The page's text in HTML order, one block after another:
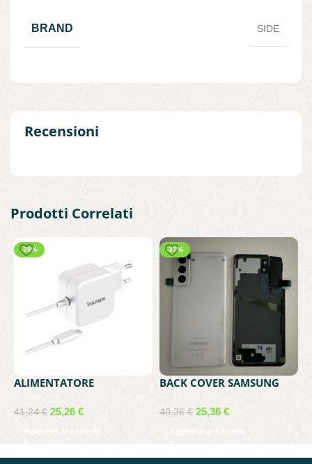
BRAND SIDE
Recensioni
Prodotti Correlati
-39%
ALIMENTATORE
UNIVERSALE PER
NOTEBOOK E
SMARTPHONE VULTECH
AU-67WTC AUTOSETTANTE
CON CONNETTORE TYPE-C
41,24€ 25,26 €
Aggiungi al carrello
-37%
BACK COVER SAMSUNG
SERVICE PACK GALAXY S21
5G PHANTOM WHITE
GH82-24520C
40,26€ 25,36 €
Aggiungi al carrello